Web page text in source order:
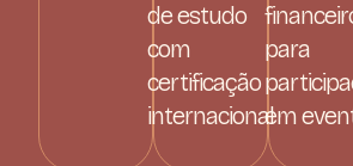
de estudo
com
certificação
internacional
para
em